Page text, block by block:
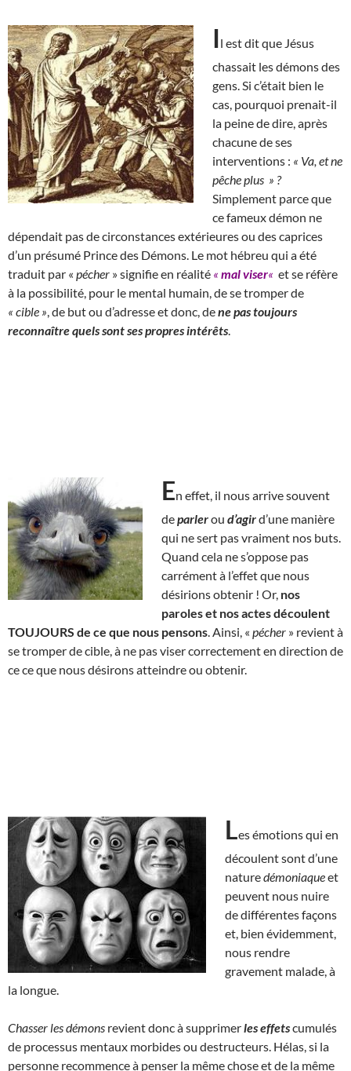
Il est dit que Jésus
chassait les démons des
gens. Si c’était bien le
cas, pourquoi prenait-il
la peine de dire, après
chacune de ses
interventions : « Va, et ne
pêche plus » ?
Simplement parce que
ce fameux démon ne
dépendait pas de circonstances extérieures ou des caprices
d’un présumé Prince des Démons. Le mot hébreu qui a été
traduit par « pécher » signifie en réalité « mal viser« et se réfère
à la possibilité, pour le mental humain, de se tromper de
« cible » , de but ou d’adresse et donc, dene pas toujours
reconnaître quels sont ses propres intérêts
En effet, il nous arrive souvent
deparlerou d’agird’une manière
qui ne sert pas vraiment nos buts.
Quand cela ne s’oppose pas
carrément à l’effet que nous
désirions obtenir ! Or, nos
paroles et nos actes découlent
TOUJOURS de ce que nous pensons . Ainsi, « pécher » revient à
se tromper de cible, à ne pas viser correctement en direction de
ce ce que nous désirons atteindre ou obtenir.
Les émotions qui en
découlent sont d’une
naturedémoniaqueet
peuvent nous nuire
de différentes façons
et, bien évidemment,
nous rendre
gravement malade, à
la longue.
Chasser les démons revient donc à supprimerles effetscumulés
de processus mentaux morbides ou destructeurs. Hélas, si la
personne recommence à penser la même chose et de la même